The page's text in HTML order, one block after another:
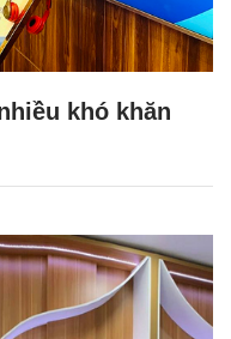
khó khăn